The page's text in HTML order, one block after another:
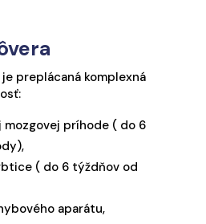
preplácaná komplexná
príhode ( do 6
( do 6 týždňov od
aparátu,